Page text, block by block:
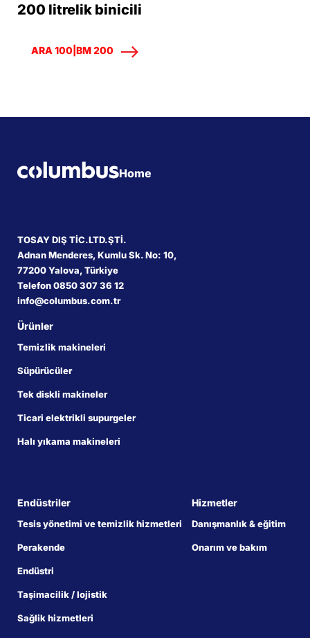
200 litrelik binicili
ARA 100|BM 200
Home
TOSAY DIŞ TİC.LTD.ŞTİ.
Adnan Menderes, Kumlu Sk. No: 10,
77200 Yalova, Türkiye
Telefon 0850 307 36 12
info@columbus.com.tr
Ürünler
Temizlik makineleri
Süpürücüler
Tek diskli makineler
Ticari elektrikli supurgeler
Halı yıkama makineleri
Endüstriler
Tesis yönetimi ve temizlik hizmetleri
Perakende
Endüstri
Taşimacilik / lojistik
Sağlik hizmetleri
Hizmetler
Danışmanlık & eğitim
Onarım ve bakım